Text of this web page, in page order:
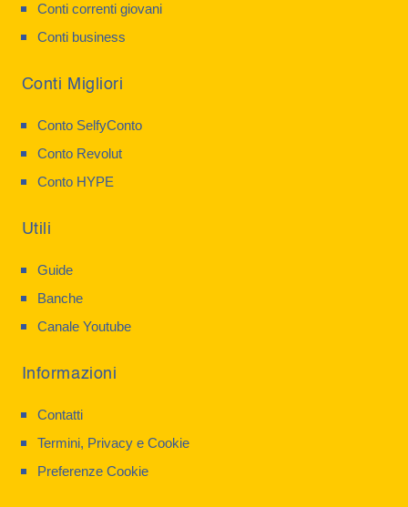
Conti correnti giovani
Conti business
Conti Migliori
Conto SelfyConto
Conto Revolut
Conto HYPE
Utili
Guide
Banche
Canale Youtube
Informazioni
Contatti
Termini, Privacy e Cookie
Preferenze Cookie